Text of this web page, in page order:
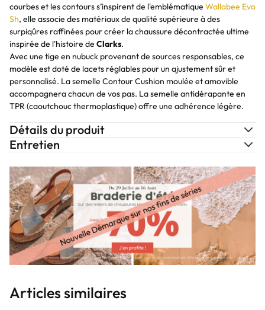
courbes et les contours s’inspirent de l'emblématique Wallabee Evo
Sh, elle associe des matériaux de qualité supérieure à des
surpiqûres raffinées pour créer la chaussure décontractée ultime
inspirée de l'histoire de Clarks.
Avec une tige en nubuck provenant de sources responsables, ce
modèle est doté de lacets réglables pour un ajustement sûr et
personnalisé. La semelle Contour Cushion moulée et amovible
accompagnera chacun de vos pas. La semelle antidérapante en
TPR (caoutchouc thermoplastique) offre une adhérence légère.
Détails du produit
Entretien
Articles similaires